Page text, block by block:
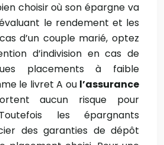
choisir où son épargne va
le rendement et les
d’un couple marié, optez
d’indivision en cas de
placements à faible
le livret A ou l’assurance
aucun risque pour
Toutefois les épargnants
des garanties de dépôt